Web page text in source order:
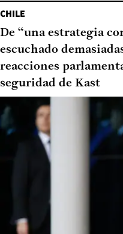
CHILE
De “una estrategia
escuchado
reacciones
seguridad de Kast